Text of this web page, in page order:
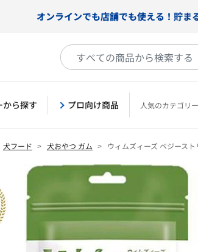
オンラインでも店舗でも使える！貯ま
から探す プロ向け商品 人気のカテゴリー
犬フード 犬おやつ ガム ウィムズィーズ ベジース